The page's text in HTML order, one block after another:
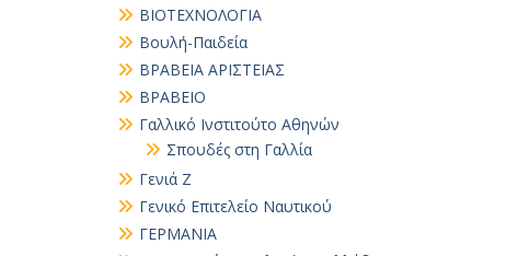
ΒΙΟΤΕΧΝΟΛΟΓΙΑ
Βουλή-Παιδεία
ΒΡΑΒΕΙΑ ΑΡΙΣΤΕΙΑΣ
ΒΡΑΒΕΙΟ
Γαλλικό Ινστιτούτο Αθηνών
Σπουδές στη Γαλλία
Γενιά Ζ
Γενικό Επιτελείο Ναυτικού
ΓΕΡΜΑΝΙΑ